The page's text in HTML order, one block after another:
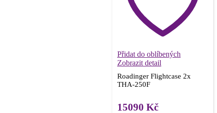
Přidat do oblíbených
Zobrazit detail
Roadinger Flightcase 2x
THA-250F
15090 Kč